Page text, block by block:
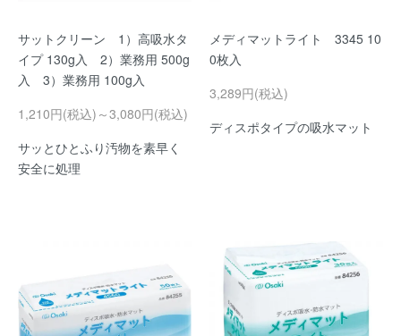
サットクリーン 1）高吸水タ
イプ 130g入 2）業務用 500g
入 3）業務用 100g入
1,210円(税込)～3,080円(税込)
サッとひとふり汚物を素早く
安全に処理
メディマットライト 3345 10
0枚入
3,289円(税込)
ディスポタイプの吸水マット